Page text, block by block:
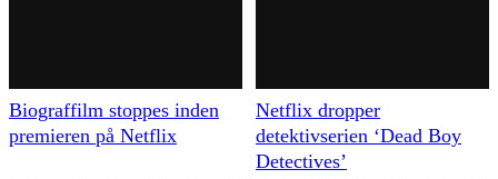
Biograffilm stoppes inden
premieren på Netflix
Netflix dropper
detektivserien ‘Dead Boy
Detectives’